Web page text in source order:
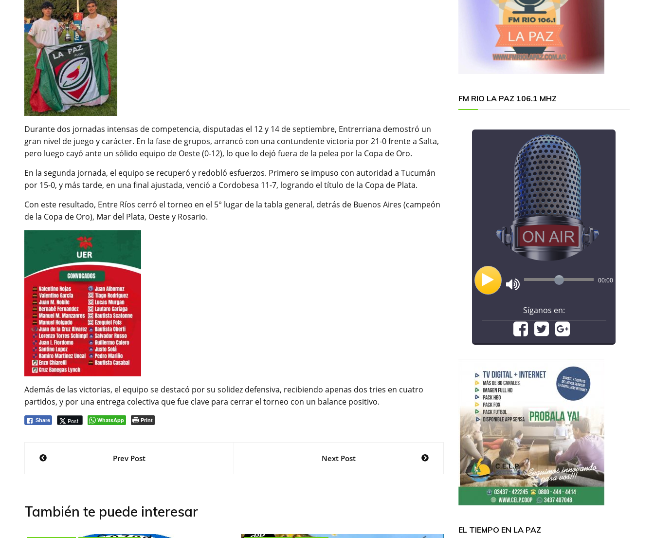
Durante dos jornadas intensas de competencia, disputadas el 12 y 14 de septiembre, Entrerriana demostró un
gran nivel de juego y carácter. En la fase de grupos, arrancó con una contundente victoria por 21-0 frente a Salta,
pero luego cayó ante un sólido equipo de Oeste (0-12), lo que lo dejó fuera de la pelea por la Copa de Oro.
En la segunda jornada, el equipo se recuperó y redobló esfuerzos. Primero se impuso con autoridad a Tucumán
por 15-0, y más tarde, en una final ajustada, venció a Cordobesa 11-7, logrando el título de la Copa de Plata.
Con este resultado, Entre Ríos cerró el torneo en el 5° lugar de la tabla general, detrás de Buenos Aires (campeón
de la Copa de Oro), Mar del Plata, Oeste y Rosario.
Además de las victorias, el equipo se destacó por su solidez defensiva, recibiendo apenas dos tries en cuatro
partidos, y por una entrega colectiva que fue clave para cerrar el torneo con un balance positivo.
Share Post WhatsApp Print
NavegaciónPrev Post Next Post
También te puede interesar
FM RIO LA PAZ 106.1 MHZ
00:00
Síganos en:
EL TIEMPO EN LA PAZ